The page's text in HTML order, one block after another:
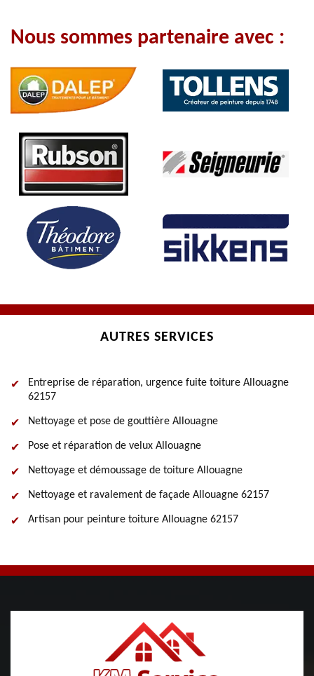
Nous sommes partenaire avec :
AUTRES SERVICES
Entreprise de réparation, urgence fuite toiture Allouagne
62157
Nettoyage et pose de gouttière Allouagne
Pose et réparation de velux Allouagne
Nettoyage et démoussage de toiture Allouagne
Nettoyage et ravalement de façade Allouagne 62157
Artisan pour peinture toiture Allouagne 62157